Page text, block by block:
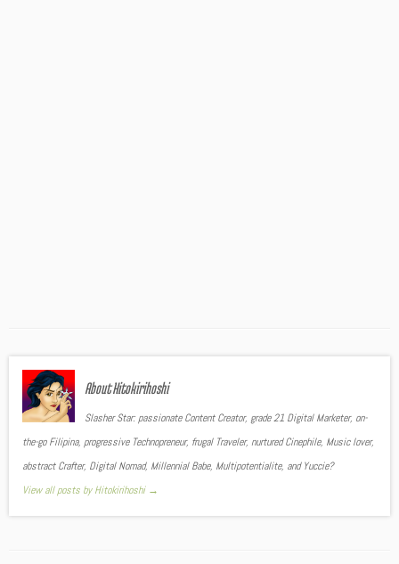
About Hitokirihoshi
Slasher Star: passionate Content Creator, grade 21 Digital Marketer, on-
the-go Filipina, progressive Technopreneur, frugal Traveler, nurtured Cinephile, Music lover,
abstract Crafter, Digital Nomad, Millennial Babe, Multipotentialite, and Yuccie?
View all posts by Hitokirihoshi →